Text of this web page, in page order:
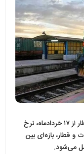
با اعمال افزایش ۲۱ درصدی قیمت بلیت قطار از ۱۷ خردادماه، نرخ
قطار، بازه‌ای بین